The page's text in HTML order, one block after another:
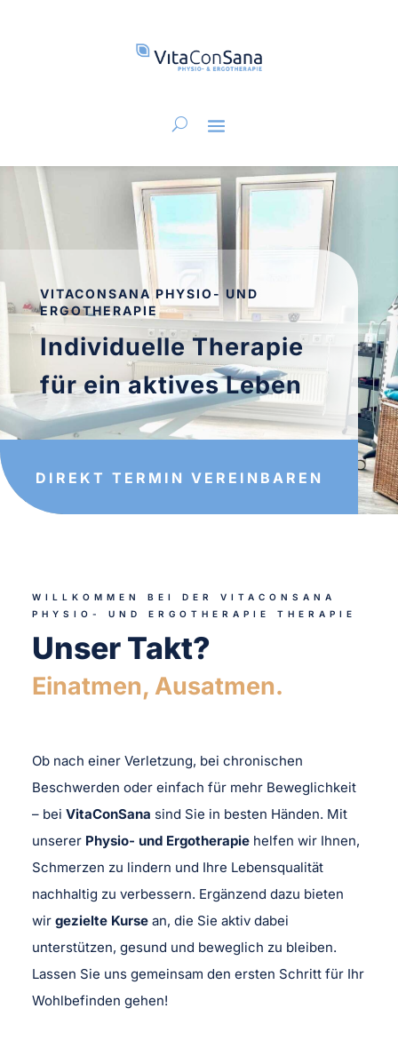
VITACONSANA PHYSIO- UND
ERGOTHERAPIE
Individuelle Therapie
für ein aktives Leben
DIREKT TERMIN VEREINBAREN
WILLKOMMEN BEI DER VITACONSANA
PHYSIO- UND ERGOTHERAPIE THERAPIE
Unser Takt?
Einatmen, Ausatmen.
Ob nach einer Verletzung, bei chronischen
Beschwerden oder einfach für mehr Beweglichkeit
– bei VitaConSana sind Sie in besten Händen. Mit
unserer Physio- und Ergotherapiehelfen wir Ihnen,
Schmerzen zu lindern und Ihre Lebensqualität
nachhaltig zu verbessern. Ergänzend dazu bieten
wir gezielte Kursean, die Sie aktiv dabei
unterstützen, gesund und beweglich zu bleiben.
Lassen Sie uns gemeinsam den ersten Schritt für Ihr
Wohlbefinden gehen!